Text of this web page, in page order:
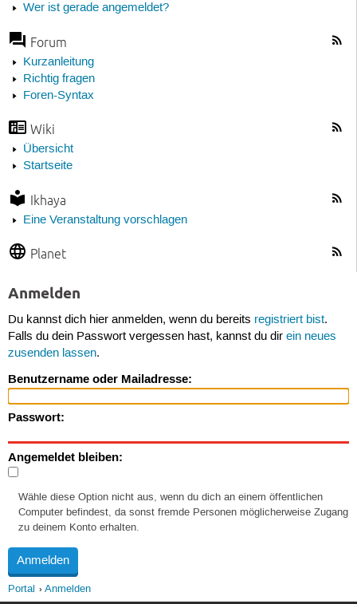
Wer ist gerade angemeldet?
Forum
Kurzanleitung
Richtig fragen
Foren-Syntax
Wiki
Übersicht
Startseite
Ikhaya
Eine Veranstaltung vorschlagen
Planet
Anmelden
Du kannst dich hier anmelden, wenn du bereits registriert bist.
Falls du dein Passwort vergessen hast, kannst du dir ein neues
zusenden lassen.
Benutzername oder Mailadresse:
Passwort:
Angemeldet bleiben:
Wähle diese Option nicht aus, wenn du dich an einem öffentlichen
Computer befindest, da sonst fremde Personen möglicherweise Zugang
zu deinem Konto erhalten.
Portal Anmelden